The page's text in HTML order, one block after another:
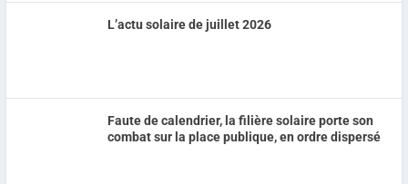
L’actu solaire de juillet 2026
Faute de calendrier, la filière solaire porte son
combat sur la place publique, en ordre dispersé